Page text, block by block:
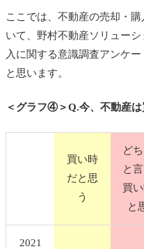
ここでは、不動産の売却・
いて、野村不動産ソリュー
入に関する意識調査アンケ
と思います。
＜グラフ④＞Q.今、不動産は
買い時
だと思
う
ど
と
買
と
2021